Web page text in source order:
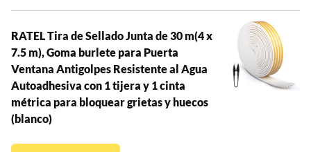
RATEL Tira de Sellado Junta de 30 m(4 x
7.5 m), Goma burlete para Puerta
Ventana Antigolpes Resistente al Agua
Autoadhesiva con 1 tijera y 1 cinta
métrica para bloquear grietas y huecos
(blanco)